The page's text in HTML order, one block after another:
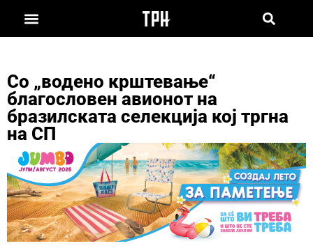
Со „водено крштевање“
благословен авионот на
бразилската селекција кој тргна
на СП